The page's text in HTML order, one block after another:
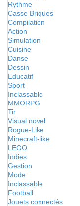
Rythme
Casse Briques
Compilation
Action
Simulation
Cuisine
Danse
Dessin
Educatif
Sport
Inclassable
MMORPG
Tir
Visual novel
Rogue-Like
Minecraft-like
LEGO
Indies
Gestion
Mode
Inclassable
Football
Jouets connectés